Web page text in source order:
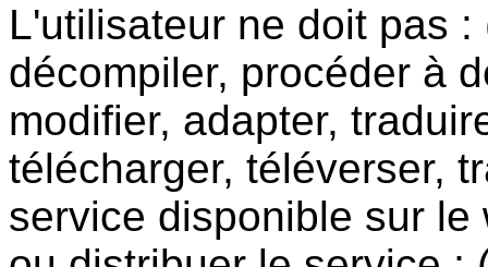
L'utilisateur ne doit pas
décompiler, procéder à
modifier, adapter,
télécharger, téléverser,
service disponible sur